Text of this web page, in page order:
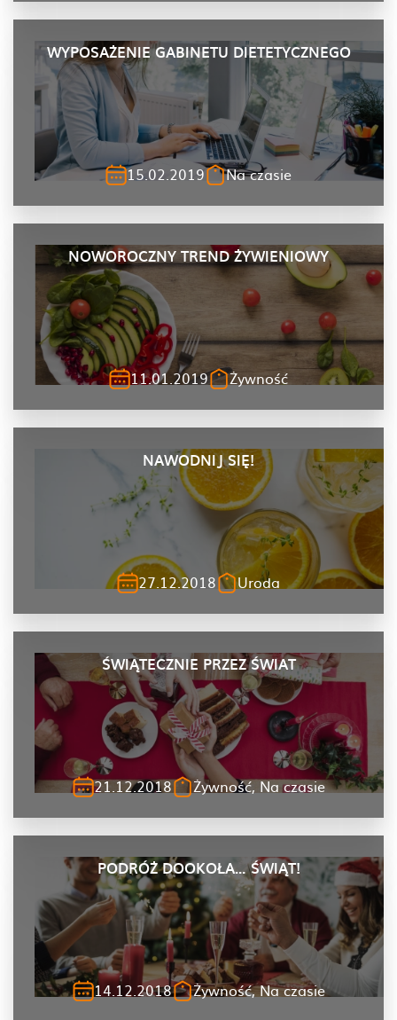
WYPOSAŻENIE GABINETU DIETETYCZNEGO
15.02.2019 Na czasie
NOWOROCZNY TREND ŻYWIENIOWY
11.01.2019 Żywność
NAWODNIJ SIĘ!
27.12.2018 Uroda
ŚWIĄTECZNIE PRZEZ ŚWIAT
21.12.2018 Żywność, Na czasie
PODRÓŻ DOOKOŁA… ŚWIĄT!
14.12.2018 Żywność, Na czasie